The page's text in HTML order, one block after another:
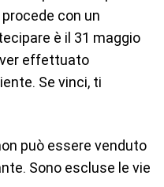
con un
è il 31 maggio
effettuato
Se vinci, ti
può essere venduto
Sono escluse le vie